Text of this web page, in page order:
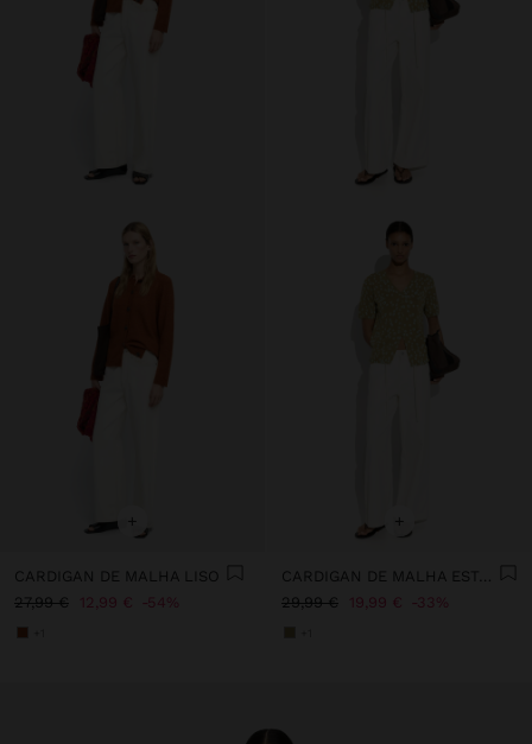
+
CARDIGAN DE MALHA LISO
27,99 €
12,99 € 54%
+
29,99 €
19,99 € 33%